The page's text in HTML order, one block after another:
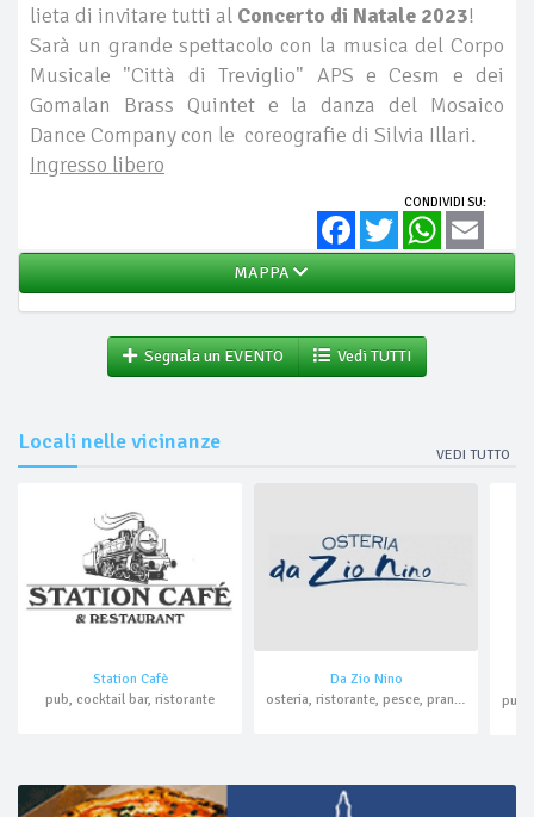
lieta di invitare tutti al Concerto di Natale 2023!
Sarà un grande spettacolo con la musica del Corpo
Musicale "Città di Treviglio" APS e Cesm e dei
Gomalan Brass Quintet e la danza del Mosaico
Dance Company con le coreografie di Silvia Illari.
Ingresso libero
CONDIVIDI SU:
FacebookTwitter WhatsApp
MAPPA
Segnala un EVENTO Vedi TUTTI
Locali nelle vicinanze
VEDI TUTTO
Station Cafè
pub, cocktail bar, ristorante
Da Zio Nino
osteria, ristorante, pesce, pranzo di lavoro, asporto